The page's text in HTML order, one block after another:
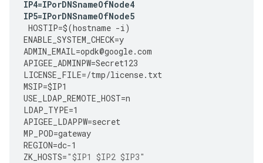
IP4=IPorDNSnameOfNode4
IP5=IPorDNSnameOfNode5
HOSTIP=$(hostname -i)
ENABLE_SYSTEM_CHECK=y
ADMIN_EMAIL=opdk@google.com
APIGEE_ADMINPW=Secret123
LICENSE_FILE=/tmp/license.txt
MSIP=$IP1
USE_LDAP_REMOTE_HOST=n
LDAP_TYPE=1
APIGEE_LDAPPW=secret
MP_POD=gateway
REGION=dc-1
ZK_HOSTS="$IP1 $IP2 $IP3"